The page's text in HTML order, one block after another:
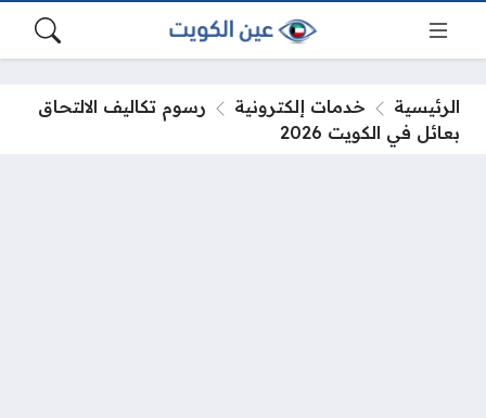
الرئيسية خدمات إلكترونية
رسوم تكاليف الالتحاق
بعائل في الكويت 2026